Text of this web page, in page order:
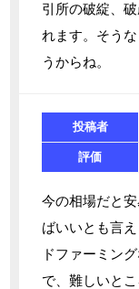
引所の破綻、
れます。そう
うからね。
投稿者
評価
今の相場だと
ばいいとも言
ドファーミン
で、難しいとこ